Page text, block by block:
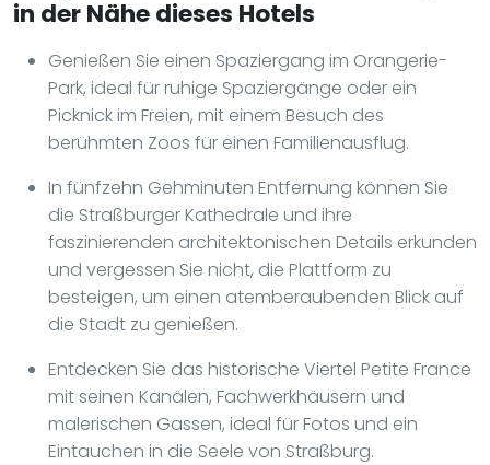
in der Nähe dieses Hotels
Genießen Sie einen Spaziergang im Orangerie-
Park, ideal für ruhige Spaziergänge oder ein
Picknick im Freien, mit einem Besuch des
berühmten Zoos für einen Familienausflug.
In fünfzehn Gehminuten Entfernung können Sie
die Straßburger Kathedrale und ihre
faszinierenden architektonischen Details erkunden
und vergessen Sie nicht, die Plattform zu
besteigen, um einen atemberaubenden Blick auf
die Stadt zu genießen.
Entdecken Sie das historische Viertel Petite France
mit seinen Kanälen, Fachwerkhäusern und
malerischen Gassen, ideal für Fotos und ein
Eintauchen in die Seele von Straßburg.